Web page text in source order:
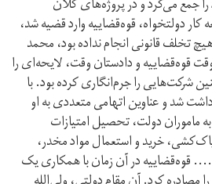
جمع می‌کرد و در پروژه‌های کلان
دولتخواه، قوه‌قضاییه وارد قضیه شد،
تخلف قانونی انجام نداده بود، محمد
قوه‌قضاییه و دادستان وقت، لایحه‌ای را
شرکت‌هایی را جرم‌انگاری کرده بود. با
شد و عناوین اتهامی متعددی به او
ماموران دولت، تحصیل امتیازات
خرید و استعمال مواد مخدر،
قوه‌قضاییه در آن زمان با همکاری یک